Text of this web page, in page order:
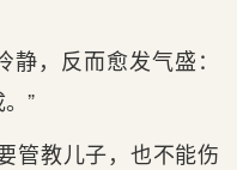
，反而愈发气盛：
”
管教儿子，也不能伤